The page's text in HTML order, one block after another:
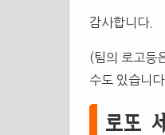
감사합니다.
(팀의 로고등
수도 있습니
로또